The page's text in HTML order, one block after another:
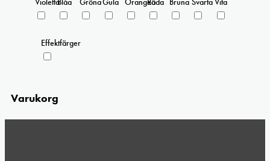
Effektfärger
Varukorg